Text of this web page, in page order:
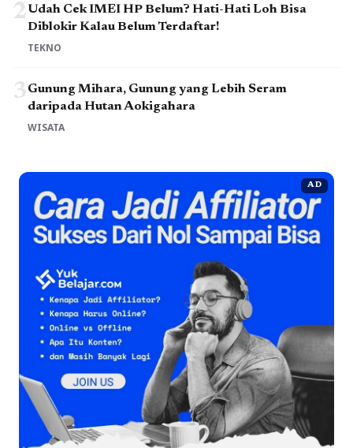
2Udah Cek IMEI HP Belum? Hati-Hati Loh Bisa
Diblokir Kalau Belum Terdaftar!
TEKNO
3Gunung Mihara, Gunung yang Lebih Seram
daripada Hutan Aokigahara
WISATA
AD